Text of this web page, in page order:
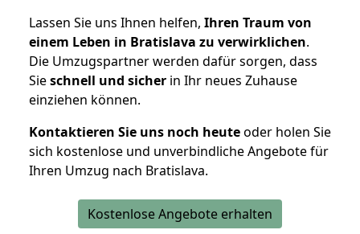
Lassen Sie uns Ihnen helfen, Ihren Traum von
einem Leben in Bratislava zu verwirklichen.
Die Umzugspartner werden dafür sorgen, dass
Sieschnell und sicher in Ihr neues Zuhause
einziehen können.
Kontaktieren Sie uns noch heuteoder holen Sie
sich kostenlose und unverbindliche Angebote für
Ihren Umzug nach Bratislava.
Kostenlose Angebote erhalten